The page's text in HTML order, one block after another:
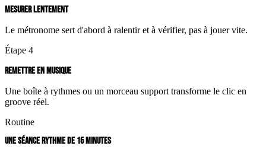
MESURER LENTEMENT
Le métronome sert d'abord à ralentir et à vérifier, pas à jouer vite.
Étape 4
REMETTRE EN MUSIQUE
Une boîte à rythmes ou un morceau support transforme le clic en
groove réel.
Routine
UNE SÉANCE RYTHME DE 15 MINUTES